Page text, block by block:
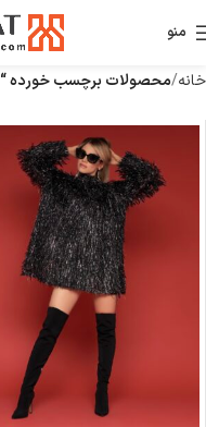
منو
خانه محصولات برچسب خورده “Silver winter dress”